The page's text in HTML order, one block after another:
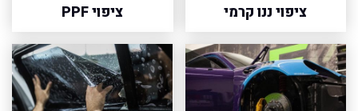
ציפוי ננו קרמי ציפוי PPF